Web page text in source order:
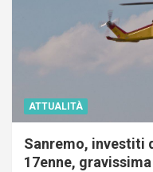
ATTUALITÀ
Sanremo, investiti
17enne,